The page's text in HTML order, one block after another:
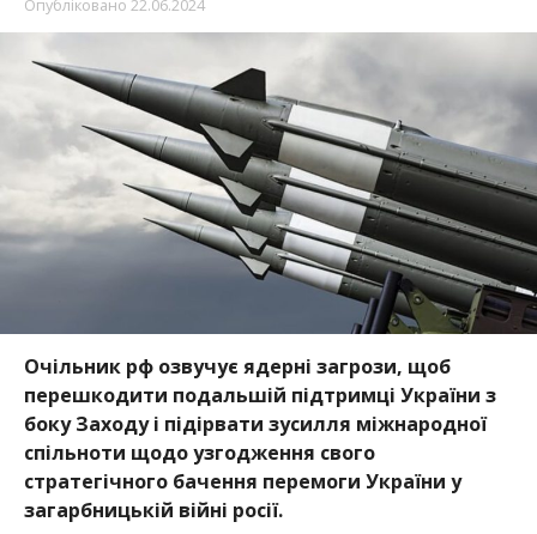
Опубліковано 22.06.2024
Очільник рф озвучує ядерні загрози, щоб
перешкодити подальшій підтримці України з
боку Заходу і підірвати зусилля міжнародної
спільноти щодо узгодження свого
стратегічного бачення перемоги України у
загарбницькій війні росії.